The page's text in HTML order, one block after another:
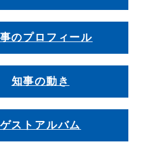
のプロフィール
知事の動き
ゲストアルバム